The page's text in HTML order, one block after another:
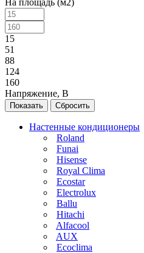
15
51
88
124
160
Напряжение, В
Сбросить
Настенные кондиционеры
Roland
Funai
Hisense
Royal Clima
Ecostar
Electrolux
Ballu
Hitachi
Alfacool
AUX
Ecoclima